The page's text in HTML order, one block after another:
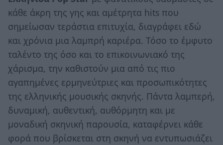
κάθε άκρη της γης και αμέτρητα hits που
σημείωσαν τεράστια επιτυχία, διαγράφει εδώ
και χρόνια μια λαμπρή καριέρα. Τόσο το έμφυτο
ταλέντο της όσο και το επικοινωνιακό της
χάρισμα, την καθιστούν μια από τις πιο
αγαπημένες ερμηνεύτριες και προσωπικότητες
της ελληνικής μουσικής σκηνής. Πάντα λαμπερή,
δυναμική, αυθεντική, αυθόρμητη και με
μοναδική σκηνική παρουσία, καταφέρνει κάθε
φορά που βρίσκεται στη σκηνή να εντυπωσιάζει